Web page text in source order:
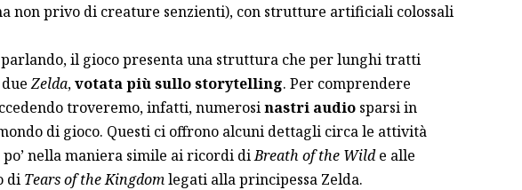
non privo di creature senzienti), con strutture artificiali colossali
il gioco presenta una struttura che per lunghi tratti
dueZelda,votata più sullo storytelling. Per comprendere
troveremo, infatti, numerosinastri audiosparsi in
di gioco. Questi ci offrono alcuni dettagli circa le attività
po’ nella maniera simile ai ricordi diBreath of the Wilde alle
di Tears of the Kingdomlegati alla principessa Zelda.